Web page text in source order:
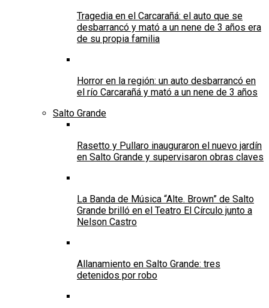
Tragedia en el Carcarañá: el auto que se
desbarrancó y mató a un nene de 3 años era
de su propia familia
Horror en la región: un auto desbarrancó en
el río Carcarañá y mató a un nene de 3 años
Salto Grande
Rasetto y Pullaro inauguraron el nuevo jardín
en Salto Grande y supervisaron obras claves
La Banda de Música “Alte. Brown” de Salto
Grande brilló en el Teatro El Círculo junto a
Nelson Castro
Allanamiento en Salto Grande: tres
detenidos por robo